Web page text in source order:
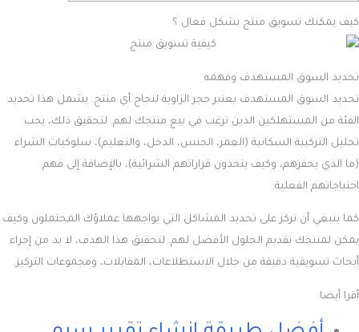
كيف يمكنك تسويق منتج بشكل فعال ؟
تحديد السوق المستهدف وفهمه
تحديد السوق المستهدف يعتبر حجر الزاوية لنجاح أي منتج. يشمل هذا تحديد
الفئة من المستهلكين الذين ترغب في بيع منتجك لهم. لتحقيق ذلك، يجب
تحليل التركيبة السكانية (العمر، الجنس، الدخل، والتعليم)، سلوكيات الشراء
(ما الذي يحفزهم، وكيف يتخذون قراراتهم الشرائية)، بالإضافة إلى فهم
احتياجاتهم الفعلية.
كما ينبغي أن تركز على تحديد المشاكل التي يواجهها عملاؤك المحتملون وكيف
يمكن لمنتجك تقديم الحلول الأفضل لهم. لتحقيق هذا الهدف، لا بد من إجراء
أبحاث تسويقية دقيقة من خلال الاستطلاعات، المقابلات، ومجموعات التركيز.
أقرا أيضا: